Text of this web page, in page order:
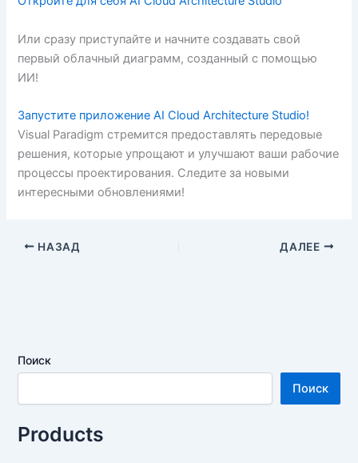
Или сразу приступайте и начните создавать свой
первый облачный диаграмм, созданный с помощью
ИИ!
Запустите приложение AI Cloud Architecture Studio!
Visual Paradigm стремится предоставлять передовые
решения, которые упрощают и улучшают ваши рабочие
процессы проектирования. Следите за новыми
интересными обновлениями!
НАЗАД ДАЛЕЕ
Поиск
Поиск
Products